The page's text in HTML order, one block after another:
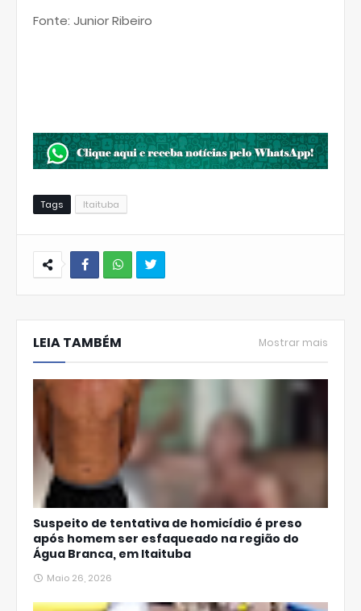
Fonte: Junior Ribeiro
Tags Itaituba
hats
Ap
LEIA TAMBÉM Mostrar mais
Suspeito de tentativa de homicídio é preso
após homem ser esfaqueado na região do
Água Branca, em Itaituba
Maio 26, 2026